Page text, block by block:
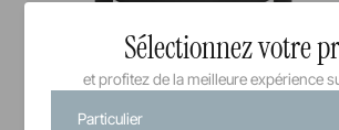
Sélectionnez votre
et profitez de la meilleure expérience
Particulier